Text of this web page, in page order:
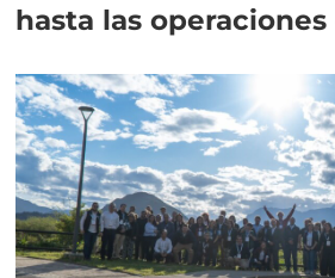
hasta las